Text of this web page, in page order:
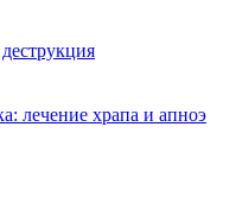
лечение храпа и апноэ